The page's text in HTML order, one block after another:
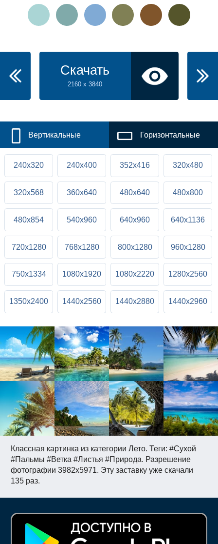
Классная картинка из категории Лето. Теги: #Сухой
#Пальмы #Ветка #Листья #Природа. Разрешение
фотографии 3982x5971. Эту заставку уже скачали
135 раз.
Скачать
2160 x 3840
Вертикальные Горизонтальные
240x320 240x400 352x416 320x480
320x568 360x640 480x640 480x800
480x854 540x960 640x960 640x1136
720x1280 768x1280 800x1280 960x1280
750x1334 1080x1920 1080x2220 1280x2560
1350x2400 1440x2560 1440x2880 1440x2960